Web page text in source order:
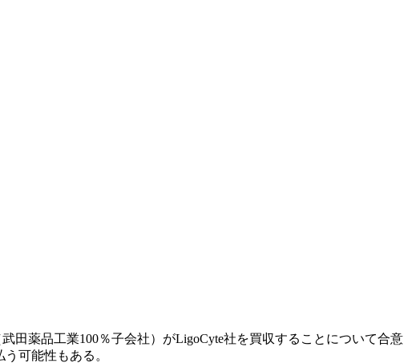
田薬品工業100％子会社）がLigoCyte社を買収することについて合意
可能性もある。